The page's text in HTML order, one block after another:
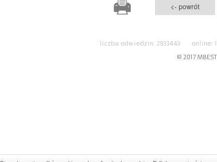
<- powrót
liczba odwiedzin: 2933443 online: 1
© 2017 MBEST